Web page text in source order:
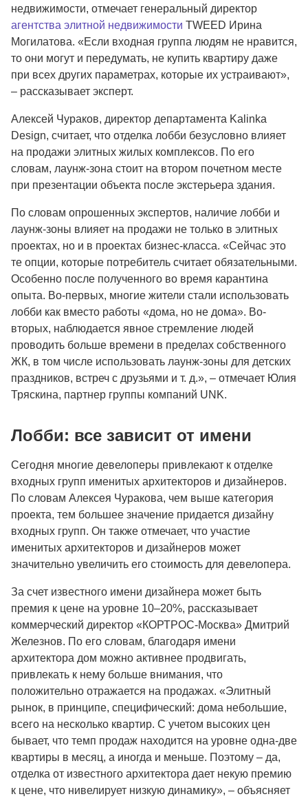
недвижимости, отмечает генеральный директор
агентства элитной недвижимости TWEED Ирина
Могилатова. «Если входная группа людям не нравится,
то они могут и передумать, не купить квартиру даже
при всех других параметрах, которые их устраивают»,
– рассказывает эксперт.
Алексей Чураков, директор департамента Kalinka
Design, считает, что отделка лобби безусловно влияет
на продажи элитных жилых комплексов. По его
словам, лаунж-зона стоит на втором почетном месте
при презентации объекта после экстерьера здания.
По словам опрошенных экспертов, наличие лобби и
лаунж-зоны влияет на продажи не только в элитных
проектах, но и в проектах бизнес-класса. «Сейчас это
те опции, которые потребитель считает обязательными.
Особенно после полученного во время карантина
опыта. Во-первых, многие жители стали использовать
лобби как вместо работы «дома, но не дома». Во-
вторых, наблюдается явное стремление людей
проводить больше времени в пределах собственного
ЖК, в том числе использовать лаунж-зоны для детских
праздников, встреч с друзьями и т. д.», – отмечает Юлия
Тряскина, партнер группы компаний UNK.
Лобби: все зависит от имени
Сегодня многие девелоперы привлекают к отделке
входных групп именитых архитекторов и дизайнеров.
По словам Алексея Чуракова, чем выше категория
проекта, тем большее значение придается дизайну
входных групп. Он также отмечает, что участие
именитых архитекторов и дизайнеров может
значительно увеличить его стоимость для девелопера.
За счет известного имени дизайнера может быть
премия к цене на уровне 10–20%, рассказывает
коммерческий директор «КОРТРОС-Москва» Дмитрий
Железнов. По его словам, благодаря имени
архитектора дом можно активнее продвигать,
привлекать к нему больше внимания, что
положительно отражается на продажах. «Элитный
рынок, в принципе, специфический: дома небольшие,
всего на несколько квартир. С учетом высоких цен
бывает, что темп продаж находится на уровне одна-две
квартиры в месяц, а иногда и меньше. Поэтому – да,
отделка от известного архитектора дает некую премию
к цене, что нивелирует низкую динамику», – объясняет